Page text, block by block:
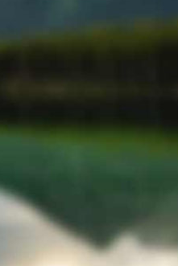
gouvernement
du